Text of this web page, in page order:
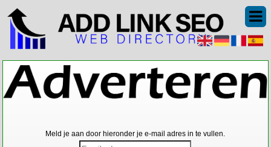
Meld je aan door hieronder je e-mail adres in te vullen.